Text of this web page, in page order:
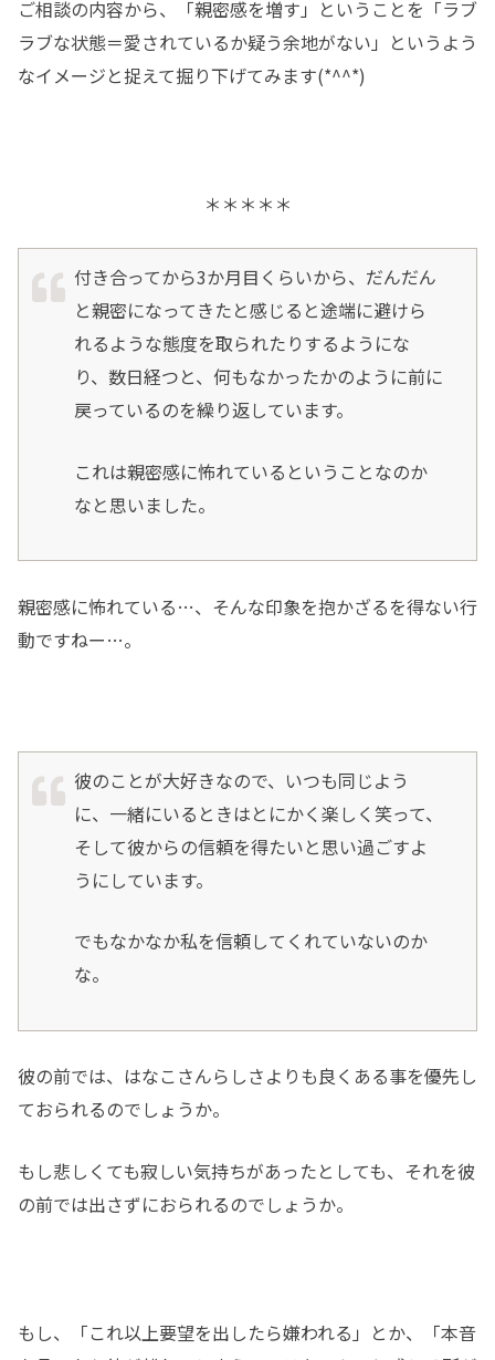
ご相談の内容から、「親密感を増す」ということを「ラブ
ラブな状態＝愛されているか疑う余地がない」というよう
なイメージと捉えて掘り下げてみます(*^^*)
＊＊＊＊＊
付き合ってから3か月目くらいから、だんだん
と親密になってきたと感じると途端に避けら
れるような態度を取られたりするようにな
り、数日経つと、何もなかったかのように前に
戻っているのを繰り返しています。
これは親密感に怖れているということなのか
なと思いました。
親密感に怖れている…、そんな印象を抱かざるを得ない行
動ですねー…。
彼のことが大好きなので、いつも同じよう
に、一緒にいるときはとにかく楽しく笑って、
そして彼からの信頼を得たいと思い過ごすよ
うにしています。
でもなかなか私を信頼してくれていないのか
な。
彼の前では、はなこさんらしさよりも良くある事を優先し
ておられるのでしょうか。
もし悲しくても寂しい気持ちがあったとしても、それを彼
の前では出さずにおられるのでしょうか。
もし、「これ以上要望を出したら嫌われる」とか、「本音